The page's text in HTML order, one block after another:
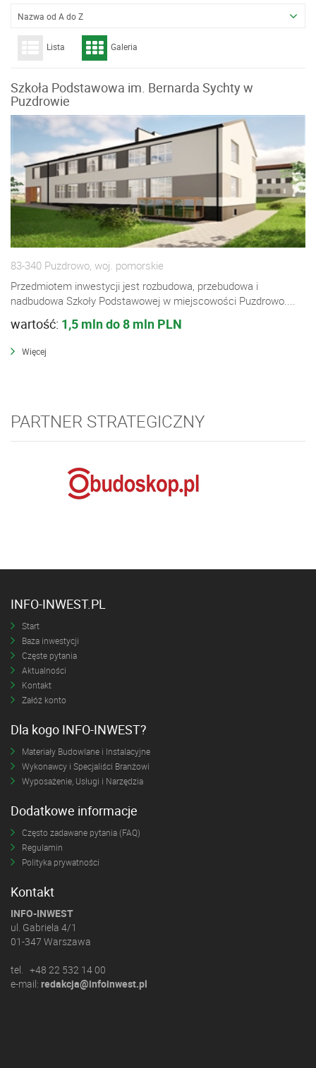
Nazwa od A do Z
Lista Galeria
Szkoła Podstawowa im. Bernarda Sychty w
Puzdrowie
83-340 Puzdrowo, woj. pomorskie
Przedmiotem inwestycji jest rozbudowa, przebudowa i
nadbudowa Szkoły Podstawowej w miejscowości Puzdrowo....
wartość: 1,5 mln do 8 mln PLN
Więcej
PARTNER STRATEGICZNY
INFO-INWEST.PL
Start
Baza inwestycji
Częste pytania
Aktualności
Kontakt
Załóż konto
Dla kogo INFO-INWEST?
Materiały Budowlane i Instalacyjne
Wykonawcy i Specjaliści Branżowi
Wyposażenie, Usługi i Narzędzia
Dodatkowe informacje
Często zadawane pytania (FAQ)
Regulamin
Polityka prywatności
Kontakt
INFO-INWEST
ul. Gabriela 4/1
01-347 Warszawa
tel. +48 22 532 14 00
e-mail: redakcja@infoinwest.pl